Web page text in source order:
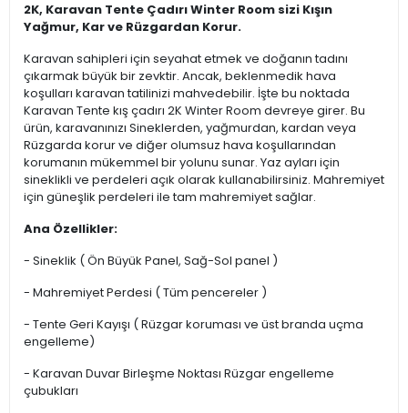
2K, Karavan Tente Çadırı Winter Room sizi Kışın
Yağmur, Kar ve Rüzgardan Korur.
Karavan sahipleri için seyahat etmek ve doğanın tadını
çıkarmak büyük bir zevktir. Ancak, beklenmedik hava
koşulları karavan tatilinizi mahvedebilir. İşte bu noktada
Karavan Tente kış çadırı 2K Winter Room devreye girer. Bu
ürün, karavanınızı Sineklerden, yağmurdan, kardan veya
Rüzgarda korur ve diğer olumsuz hava koşullarından
korumanın mükemmel bir yolunu sunar. Yaz ayları için
sineklikli ve perdeleri açık olarak kullanabilirsiniz. Mahremiyet
için güneşlik perdeleri ile tam mahremiyet sağlar.
Ana Özellikler:
- Sineklik ( Ön Büyük Panel, Sağ-Sol panel )
- Mahremiyet Perdesi ( Tüm pencereler )
- Tente Geri Kayışı ( Rüzgar koruması ve üst branda uçma
engelleme)
- Karavan Duvar Birleşme Noktası Rüzgar engelleme
çubukları